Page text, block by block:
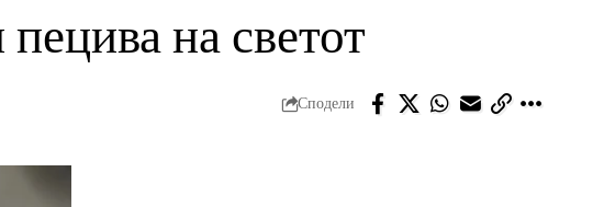
на светот
Сподели